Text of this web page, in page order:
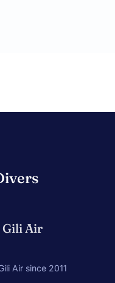
Gili Air
Air since 2011